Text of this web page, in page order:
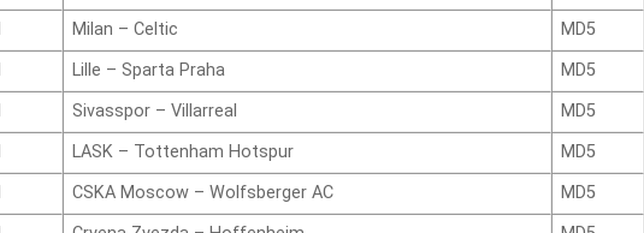
Milan – Celtic MD5
Lille – Sparta Praha MD5
Sivasspor – Villarreal MD5
LASK – Tottenham Hotspur MD5
CSKA Moscow – Wolfsberger AC MD5